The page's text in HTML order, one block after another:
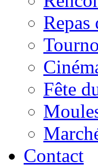
Fête
Contact